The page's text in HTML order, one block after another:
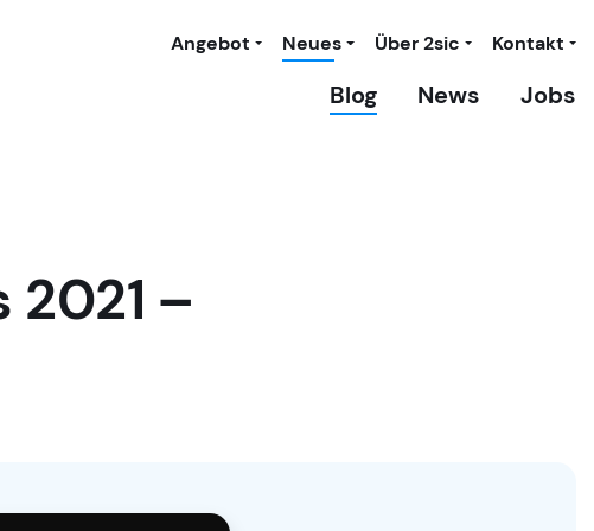
Angebot Neues Über 2sic Kontakt
Blog News Jobs
–